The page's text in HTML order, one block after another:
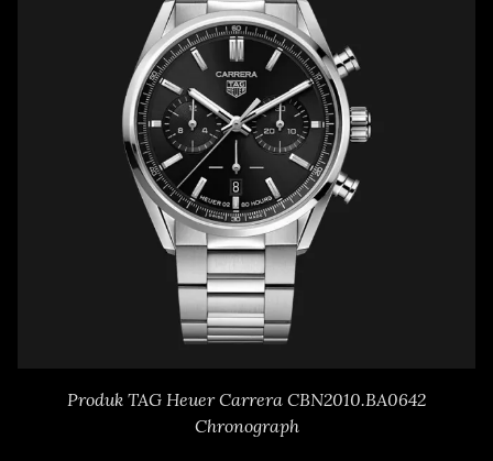
Produk TAG Heuer Carrera CBN2010.BA0642
Chronograph